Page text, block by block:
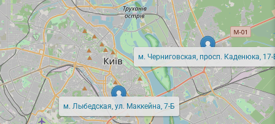
м. Лыбедская, ул. Маккейна, 7-Б
м. Черниговская, просп. Каденюка, 17-